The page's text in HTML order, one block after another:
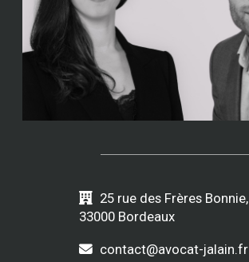
25 rue des Frères Bonnie,
33000 Bordeaux
contact@avocat-jalain.fr